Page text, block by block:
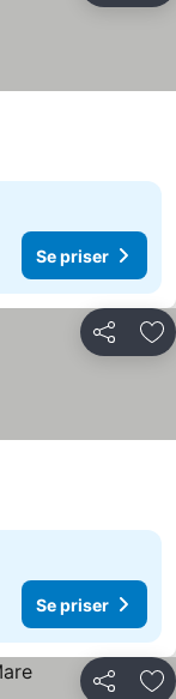
Se priser
Del
Se priser
Del